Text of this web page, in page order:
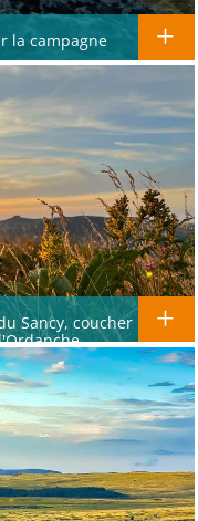
la campagne
Sancy, coucher